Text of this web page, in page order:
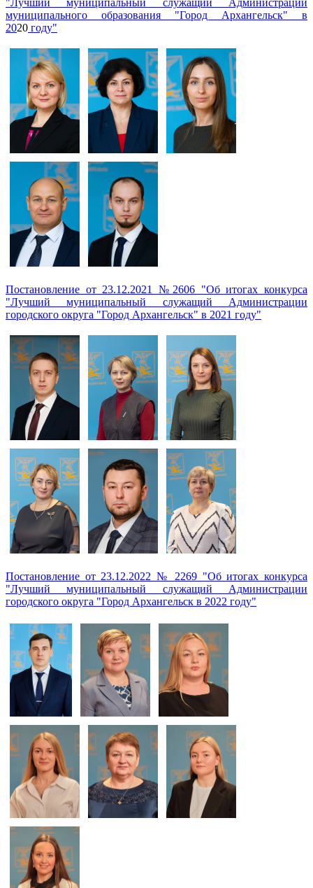
"Лучший муниципальный служащий Администрации
муниципального образования "Город Архангельск" в
2020 году"
Постановление от 23.12.2021 №2606 "Об итогах конкурса
"Лучший муниципальный служащий Администрации
городского округа "Город Архангельск" в 2021 году"
Постановление от 23.12.2022 № 2269 "Об итогах конкурса
"Лучший муниципальный служащий Администрации
городского округа "Город Архангельск в 2022 году"